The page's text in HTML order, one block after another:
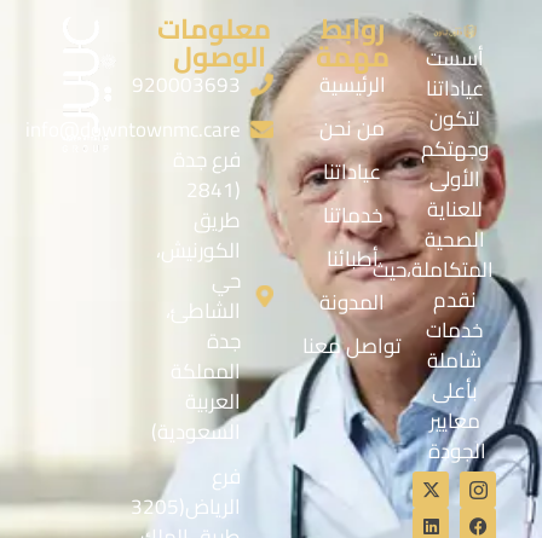
أسست
عياداتنا
لتكون
وجهتكم
الأولى
للعناية
الصحية
المتكاملة،حيث
نقدم
خدمات
شاملة
بأعلى
معايير
الجودة
روابط
مهمة
الرئيسية
من نحن
عياداتنا
خدماتنا
أطبائنا
المدونة
تواصل معنا
معلومات
الوصول
920003693
info@downtownmc.care
فرع جدة
(2841
طريق
الكورنيش،
حي
الشاطئ،
جدة
المملكة
العربية
السعودية)
فرع
الرياض(3205